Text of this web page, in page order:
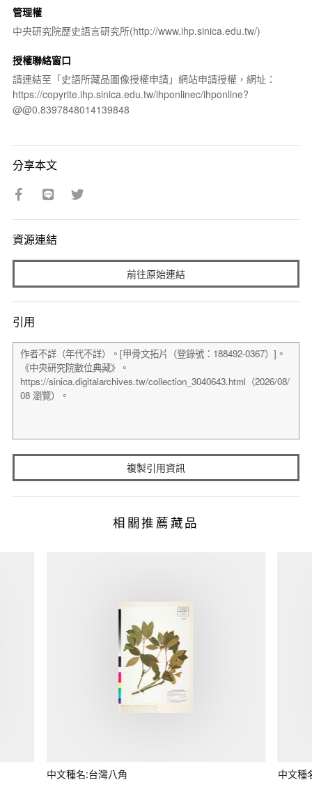
管理權
中央研究院歷史語言研究所(http://www.ihp.sinica.edu.tw/)
授權聯絡窗口
請連結至「史語所藏品圖像授權申請」網站申請授權，網址：
https://copyrite.ihp.sinica.edu.tw/ihponlinec/ihponline?
@@0.8397848014139848
分享本文
資源連結
前往原始連結
引用
複製引用資訊
相關推薦藏品
中文種名:台灣八角 中文種